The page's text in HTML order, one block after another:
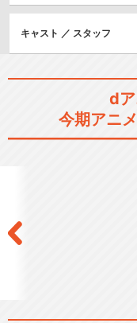
幕！
コメディ/ギャグ
ドラマ/青春
キャスト ／ スタッフ
d
今期アニ